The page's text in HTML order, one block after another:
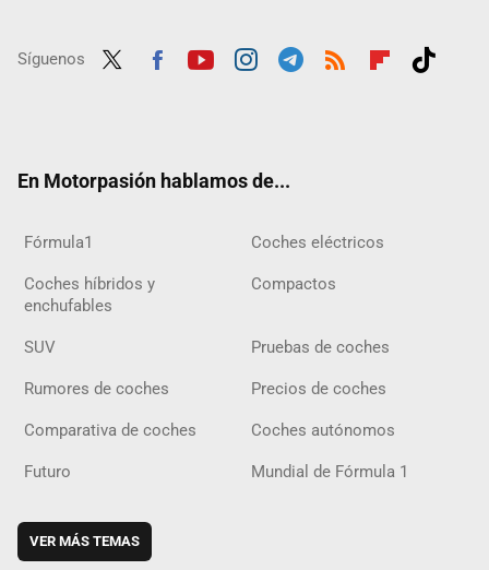
Síguenos
En Motorpasión hablamos de...
Fórmula1 Coches eléctricos
Coches híbridos y
enchufables
Compactos
SUV Pruebas de coches
Rumores de coches Precios de coches
Comparativa de coches Coches autónomos
Futuro Mundial de Fórmula 1
VER MÁS TEMAS